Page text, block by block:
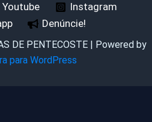
Youtube
Instagram
Denúncie!
DE PENTECOSTE | Powered by
para WordPress